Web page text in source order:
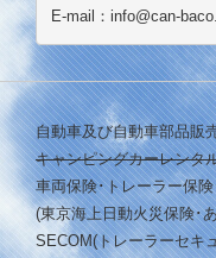
E-mail：info@can-
自動車及び自動車部品販
キャンピングカーレンタ
車両保険･トレーラー保
(東京海上日動火災保険･
SECOM(トレーラーセキ